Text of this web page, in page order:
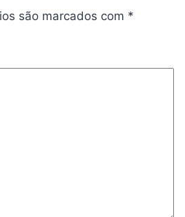
são marcados com *